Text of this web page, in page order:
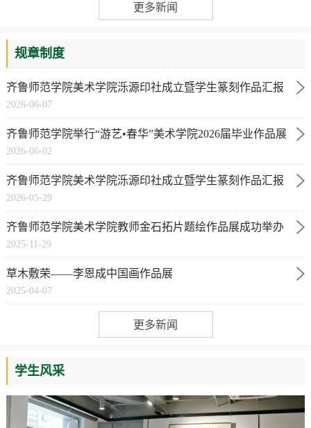
更多新闻
规章制度
齐鲁师范学院美术学院泺源印社成立暨学生篆刻作品汇报
展专题（一）
2026-06-07
齐鲁师范学院举行“游艺•春华”美术学院2026届毕业作品展
2026-06-02
齐鲁师范学院美术学院泺源印社成立暨学生篆刻作品汇报
展成功举办
2026-05-29
齐鲁师范学院美术学院教师金石拓片题绘作品展成功举办
2025-11-29
草木敷荣——李恩成中国画作品展
2025-04-07
更多新闻
学生风采